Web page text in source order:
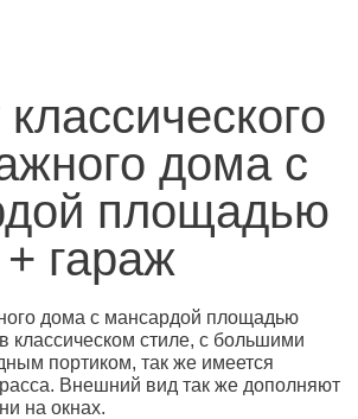
дома с
площадью
гараж
дома с мансардой площадью
классическом стиле, с большими
портиком, так же имеется
Внешний вид так же дополняют
на окнах.